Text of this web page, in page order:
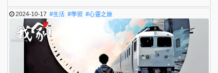
2024-10-17#生活 #學習 #心靈之旅